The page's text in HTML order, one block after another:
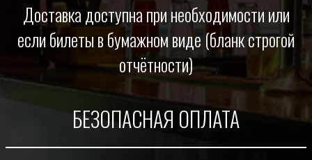
Доставка доступна при необходимости или
если билеты в бумажном виде (бланк строгой
отчётности)
БЕЗОПАСНАЯ ОПЛАТА